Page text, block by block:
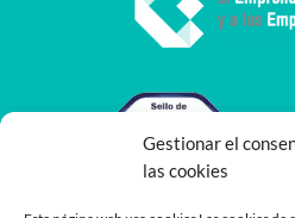
Gestionar el
las cookies